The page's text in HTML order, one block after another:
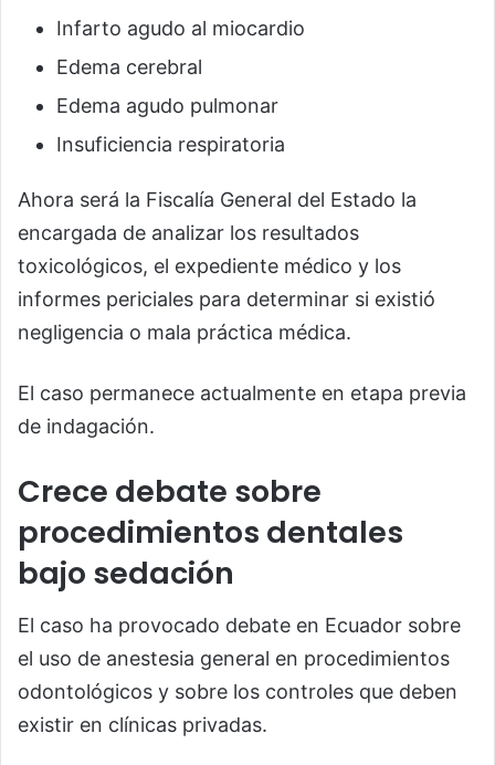
Infarto agudo al miocardio
Edema cerebral
Edema agudo pulmonar
Insuficiencia respiratoria
Ahora será la Fiscalía General del Estado la
encargada de analizar los resultados
toxicológicos, el expediente médico y los
informes periciales para determinar si existió
negligencia o mala práctica médica.
El caso permanece actualmente en etapa previa
de indagación.
Crece debate sobre
procedimientos dentales
bajo sedación
El caso ha provocado debate en Ecuador sobre
el uso de anestesia general en procedimientos
odontológicos y sobre los controles que deben
existir en clínicas privadas.